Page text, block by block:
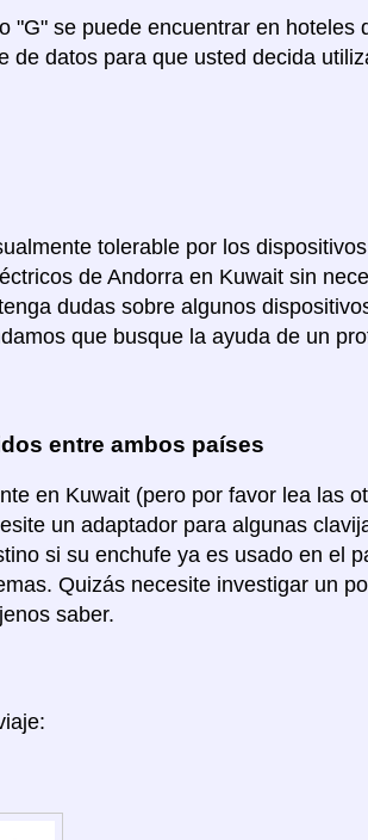
"G" se puede encuentrar en hoteles
de datos para que usted decida
tolerable por los
de Andorra en Kuwait sin
dudas sobre algunos
que busque la ayuda de un
entre ambos países
en Kuwait (pero por favor lea las
un adaptador para algunas
si su enchufe ya es usado en el
Quizás necesite investigar un
saber.